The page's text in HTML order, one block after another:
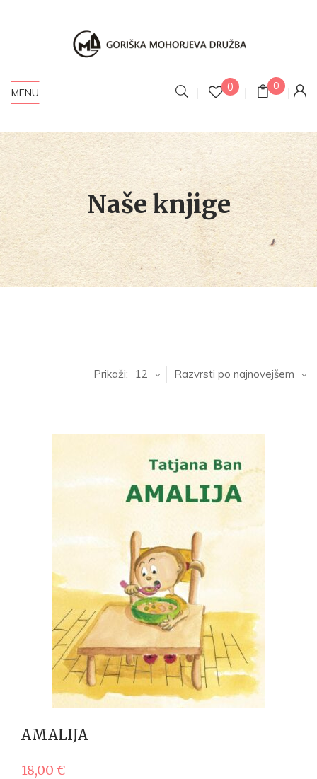
MENU 0 0
Naše knjige
Razvrsti po najnovejšem
Prikaži: 12
AMALIJA
18,00 €